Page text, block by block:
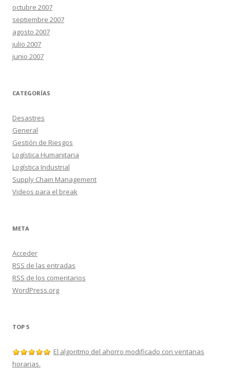
octubre 2007
septiembre 2007
agosto 2007
julio 2007
junio 2007
CATEGORÍAS
Desastres
General
Gestión de Riesgos
Logística Humanitaria
Logística Industrial
Supply Chain Management
Videos para el break
META
Acceder
RSS de las entradas
RSS de los comentarios
WordPress.org
TOP 5
El algoritmo del ahorro modificado con ventanas
horarias.